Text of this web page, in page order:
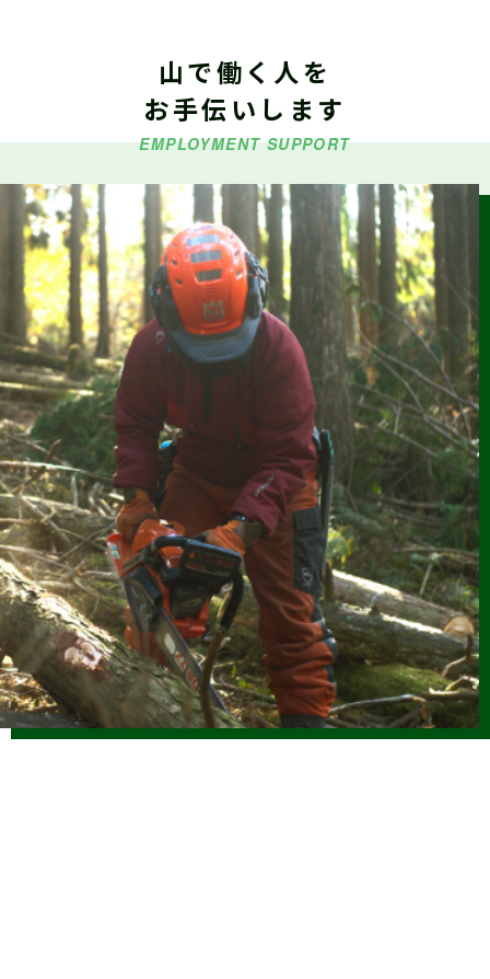
仕事ナビから
のお知らせ
令和８年度「林業就業支援講習」の受講生募集
2026.06.26
仕事ナビから
のお知らせ
9/5（土）『しずおか森林の仕事見学会（島田市）』参加受付
中（外部サイトに移行します）
2026.06.23
森の写真館か
らのお知らせ
【終了】森林写真コンクール/治山・林道等コンクール 受賞作
品展示中（富士川楽座４F フジヤマギャラリー）
2026.06.08 お知らせ
(6/8改正)令和８年度 林業新規就業者確保促進支援事業実施
要領
2026.06.04 お知らせ
令和8年度 海外調査・研修支援事業に係る指定研修等を決定
しました
山で働く人を
お手伝いします
EMPLOYMENT SUPPORT